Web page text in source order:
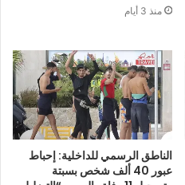
منذ 3 أيام
الناطق الرسمي للداخلية: إحباط
عبور 40 ألف شخص بسبتة